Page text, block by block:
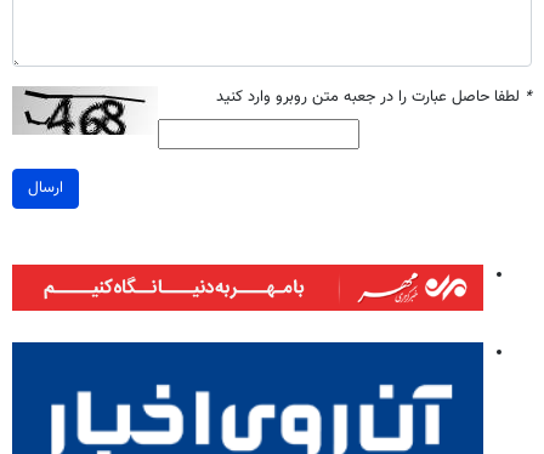
* لطفا حاصل عبارت را در جعبه متن روبرو وارد کنید
ارسال